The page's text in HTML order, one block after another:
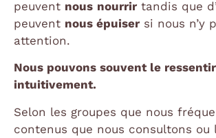
peuvent nous nourrir tandis que
peuvent nous épuiser si nous n’y
attention.
Nous pouvons souvent le ressentir
intuitivement.
Selon les groupes que nous
contenus que nous consultons ou